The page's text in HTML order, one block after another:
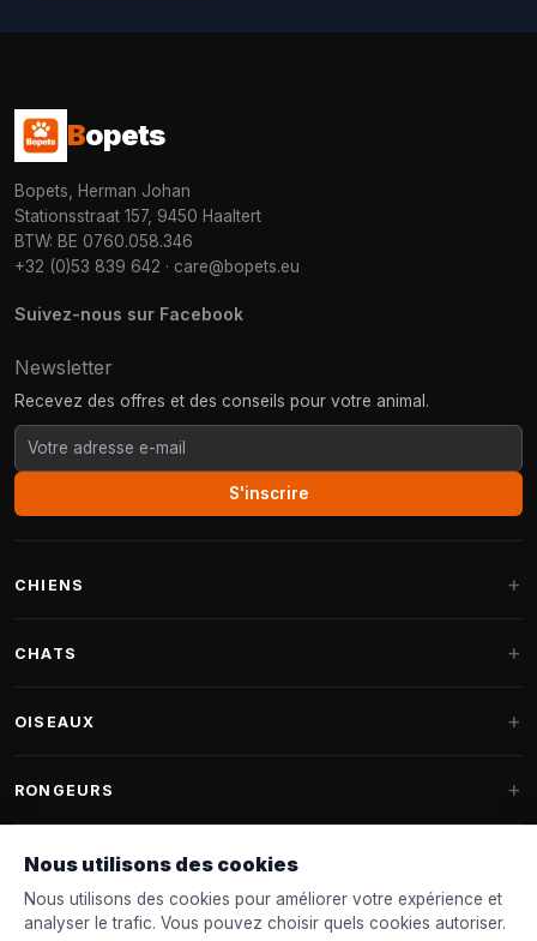
Bopets
Bopets, Herman Johan
Stationsstraat 157, 9450 Haaltert
BTW: BE 0760.058.346
+32 (0)53 839 642 · care@bopets.eu
Suivez-nous sur Facebook
Newsletter
Recevez des offres et des conseils pour votre animal.
S'inscrire
CHIENS
Paniers Fantail
Jouets pour chiens
Colliers & laisses
CHATS
Arbres à chat Maine Coon
Paniers pour chats
OISEAUX
Nourriture oiseaux d'intérieur
Mangeoires
Nichoirs
RONGEURS
Nourriture pour rongeurs
Accessoires
Nous utilisons des cookies
Nous utilisons des cookies pour améliorer votre expérience et
analyser le trafic. Vous pouvez choisir quels cookies autoriser.